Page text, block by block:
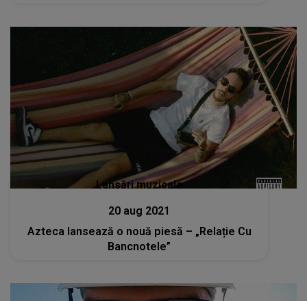
Lansări muzicale
20 aug 2021
Azteca lansează o nouă piesă – „Relație Cu
Bancnotele”